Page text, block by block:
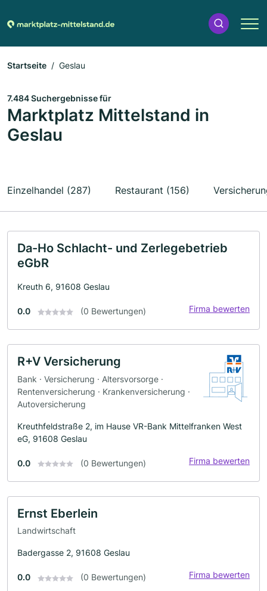
Startseite Geslau
7.484 Suchergebnisse für
Marktplatz Mittelstand in
Geslau
Einzelhandel (287) Restaurant (156)
Da-Ho Schlacht- und Zerlegebetrieb
eGbR
Kreuth 6, 91608 Geslau
0.0 (0 Bewertungen) Firma bewerten
R+V Versicherung
Bank · Versicherung · Altersvorsorge ·
Rentenversicherung · Krankenversicherung ·
Autoversicherung
Kreuthfeldstraße 2, im Hause VR-Bank Mittelfranken West
eG, 91608 Geslau
0.0 (0 Bewertungen) Firma bewerten
Ernst Eberlein
Landwirtschaft
Badergasse 2, 91608 Geslau
0.0 (0 Bewertungen) Firma bewerten